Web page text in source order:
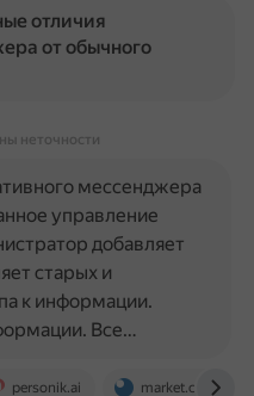
отличия
от обычного
неточности
personik.ai market.cnews.ru
мессенджера
управление
добавляет
старых и
к информации.
Все…